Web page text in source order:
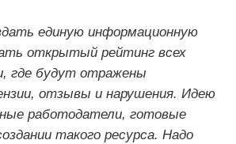
единую информационную
открытый рейтинг всех
где будут отражены
отзывы и нарушения. Идею
работодатели, готовые
такого ресурса. Надо